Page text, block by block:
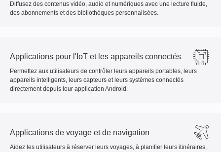
Diffusez des contenus vidéo, audio et numériques avec une lecture fluide,
des abonnements et des bibliothèques personnalisées.
Applications pour l'IoT et les appareils connectés
Permettez aux utilisateurs de contrôler leurs appareils portables, leurs
appareils intelligents, leurs capteurs et leurs systèmes connectés
directement depuis leur application Android.
Applications de voyage et de navigation
Aidez les utilisateurs à réserver leurs voyages, à planifier leurs itinéraires,